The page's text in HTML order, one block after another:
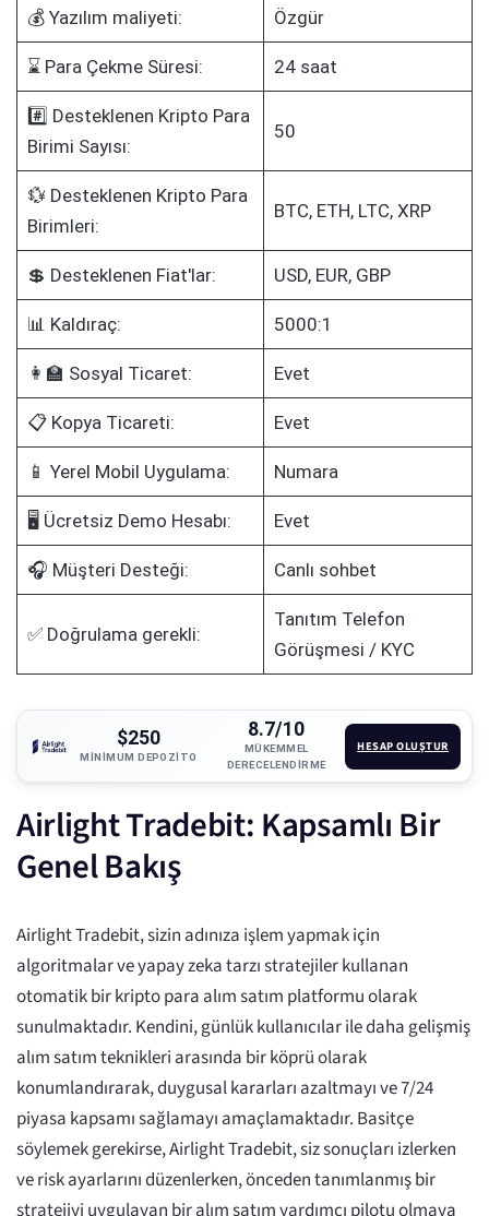
💰 Yazılım maliyeti: Özgür
⌛ Para Çekme Süresi: 24 saat
#️⃣ Desteklenen Kripto Para
Birimi Sayısı:
50
💱 Desteklenen Kripto Para
Birimleri:
BTC, ETH, LTC, XRP
💲 Desteklenen Fiat'lar: USD, EUR, GBP
📊 Kaldıraç: 5000:1
👩‍🏫 Sosyal Ticaret: Evet
📋 Kopya Ticareti: Evet
📱 Yerel Mobil Uygulama: Numara
🖥️ Ücretsiz Demo Hesabı: Evet
🎧 Müşteri Desteği: Canlı sohbet
✅ Doğrulama gerekli:
Tanıtım Telefon
Görüşmesi / KYC
$250
MINIMUM DEPOZITO
8.7/10
MÜKEMMEL
DERECELENDIRME
HESAP OLUŞTUR
Airlight Tradebit: Kapsamlı Bir
Genel Bakış
Airlight Tradebit, sizin adınıza işlem yapmak için
algoritmalar ve yapay zeka tarzı stratejiler kullanan
otomatik bir kripto para alım satım platformu olarak
sunulmaktadır. Kendini, günlük kullanıcılar ile daha gelişmiş
alım satım teknikleri arasında bir köprü olarak
konumlandırarak, duygusal kararları azaltmayı ve 7/24
piyasa kapsamı sağlamayı amaçlamaktadır. Basitçe
söylemek gerekirse, Airlight Tradebit, siz sonuçları izlerken
ve risk ayarlarını düzenlerken, önceden tanımlanmış bir